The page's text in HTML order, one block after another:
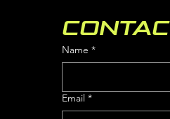
Name *
Email *